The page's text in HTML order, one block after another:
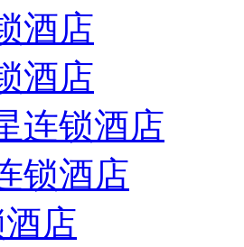
酒店
酒店
连锁酒店
锁酒店
店